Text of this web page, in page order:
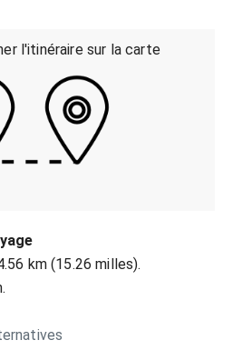
l'itinéraire sur la carte
km (15.26 milles).